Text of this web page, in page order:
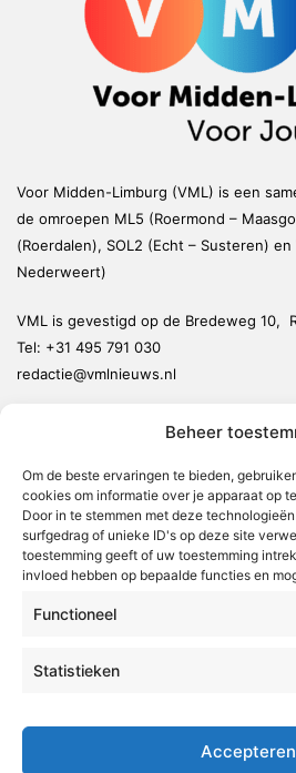
Beheer
Om de beste ervaringen te bieden,
cookies om informatie over je apparaat op
Door in te stemmen met deze
surfgedrag of unieke ID's op deze site
toestemming geeft of uw toestemming
invloed hebben op bepaalde functies en
Functioneel
Statistieken
Accepteren
Voor Midden-Limburg (VML) is een
de omroepen ML5 (Roermond –
(Roerdalen), SOL2 (Echt – Susteren)
Nederweert)
VML is gevestigd op de Bredeweg 10,
Tel: +31 495 791 030
redactie@vmlnieuws.nl
Leudal
Maasgouw
Echt-Susteren
Radio & TV